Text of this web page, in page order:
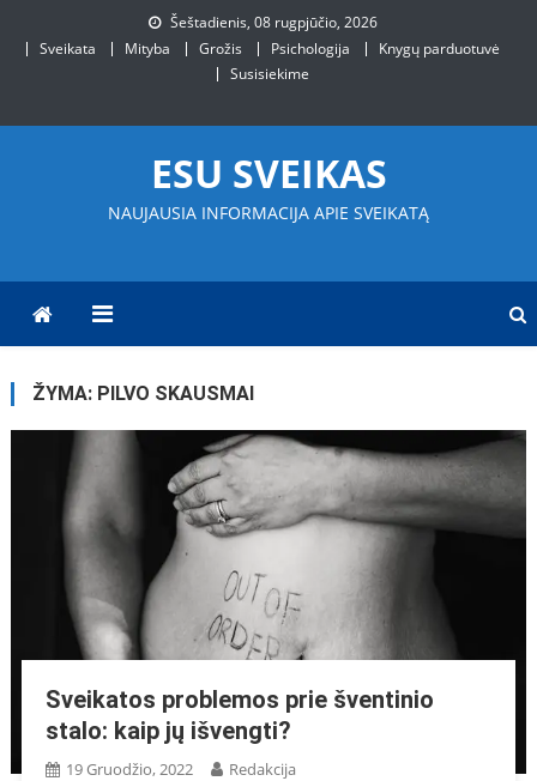
Šeštadienis, 08 rugpjūčio, 2026
Sveikata
Mityba Grožis Psichologija
Knygų parduotuvė
Susisiekime
ESU SVEIKAS
NAUJAUSIA INFORMACIJA APIE SVEIKATĄ
ŽYMA: PILVO SKAUSMAI
Sveikatos problemos prie šventinio
stalo: kaip jų išvengti?
19 Gruodžio, 2022 Redakcija